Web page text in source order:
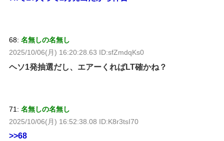
68: 名無しの名無し
2025/10/06(月) 16:20:28.63 ID:sfZmdqKs0
ヘソ1発抽選だし、エアーくればLT確かね？
71: 名無しの名無し
2025/10/06(月) 16:52:38.08 ID:K8r3tsI70
>>68